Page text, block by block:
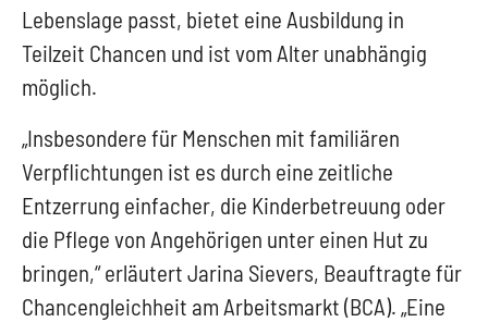
Lebenslage passt, bietet eine Ausbildung in
Teilzeit Chancen und ist vom Alter unabhängig
möglich.
„Insbesondere für Menschen mit familiären
Verpflichtungen ist es durch eine zeitliche
Entzerrung einfacher, die Kinderbetreuung oder
die Pflege von Angehörigen unter einen Hut zu
bringen,“ erläutert Jarina Sievers, Beauftragte für
Chancengleichheit am Arbeitsmarkt (BCA). „Eine